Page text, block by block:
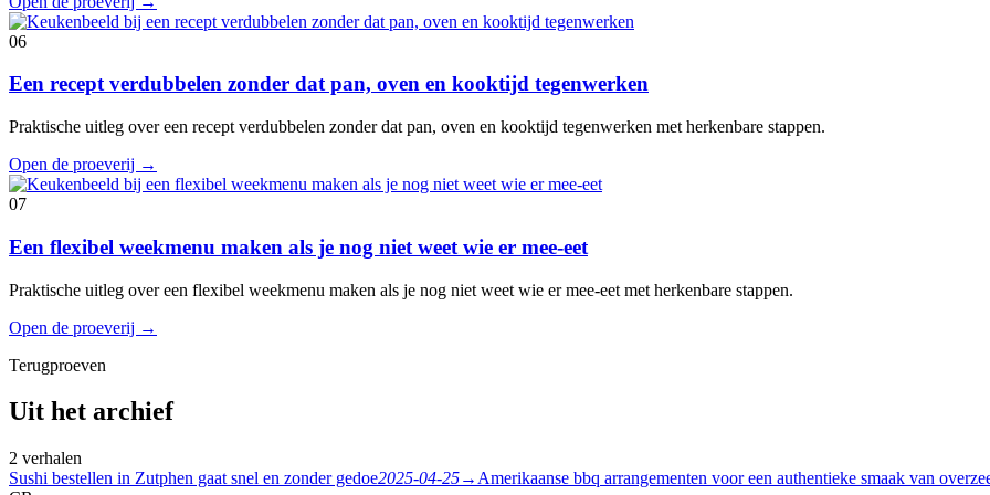
06
Een recept verdubbelen zonder dat pan, oven en kooktijd tegenwerken
Praktische uitleg over een recept verdubbelen zonder dat pan, oven en kooktijd tegenwerken met herkenbare stappen.
Open de proeverij →
07
Een flexibel weekmenu maken als je nog niet weet wie er mee-eet
Praktische uitleg over een flexibel weekmenu maken als je nog niet weet wie er mee-eet met herkenbare stappen.
Open de proeverij →
Terugproeven
Uit het archief
2 verhalen
Sushi bestellen in Zutphen gaat snel en zonder gedoe2025-04-25→ Amerikaanse bbq arrangementen voor een authentieke smaak van